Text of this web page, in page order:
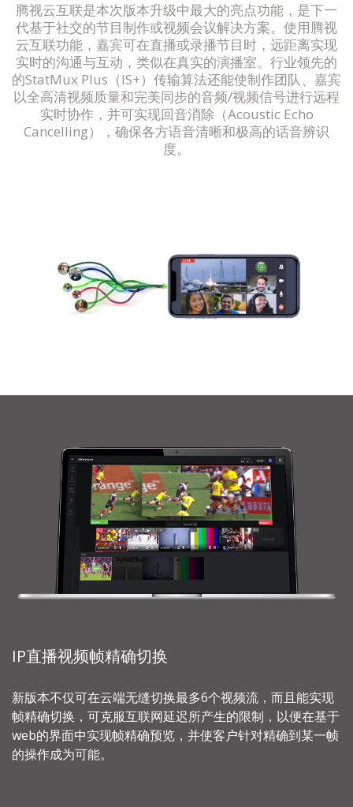
腾视云互联是本次版本升级中最大的亮点功能，是下一
代基于社交的节目制作或视频会议解决方案。使用腾视
云互联功能，嘉宾可在直播或录播节目时，远距离实现
实时的沟通与互动，类似在真实的演播室。行业领先的
的StatMux Plus（IS+）传输算法还能使制作团队、嘉宾
以全高清视频质量和完美同步的音频/视频信号进行远程
实时协作，并可实现回音消除（Acoustic Echo
Cancelling），确保各方语音清晰和极高的话音辨识
度。
IP直播视频帧精确切换
新版本不仅可在云端无缝切换最多6个视频流，而且能实现
帧精确切换，可克服互联网延迟所产生的限制，以便在基于
web的界面中实现帧精确预览，并使客户针对精确到某一帧
的操作成为可能。